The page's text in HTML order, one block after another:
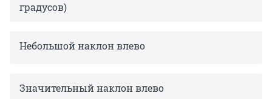
градусов)
Небольшой наклон влево
Значительный наклон влево